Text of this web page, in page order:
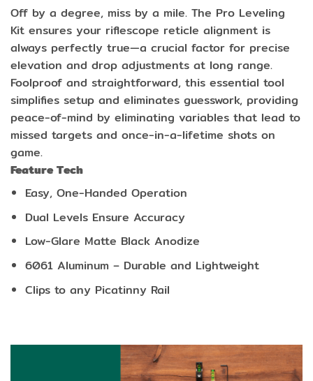
Off by a degree, miss by a mile. The Pro Leveling
Kit ensures your riflescope reticle alignment is
always perfectly true—a crucial factor for precise
elevation and drop adjustments at long range.
Foolproof and straightforward, this essential tool
simplifies setup and eliminates guesswork, providing
peace-of-mind by eliminating variables that lead to
missed targets and once-in-a-lifetime shots on
game.
Feature Tech
Easy, One-Handed Operation
Dual Levels Ensure Accuracy
Low-Glare Matte Black Anodize
6061 Aluminum – Durable and Lightweight
Clips to any Picatinny Rail